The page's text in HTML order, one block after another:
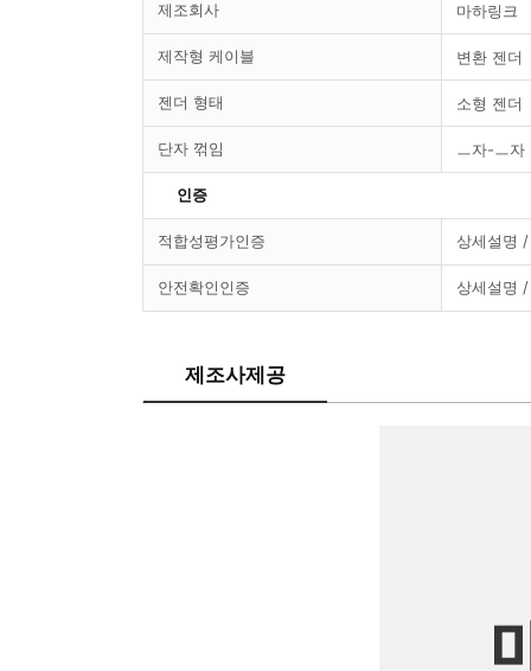
제조회사 마하링크
제작형 케이블 변환 젠더
젠더 형태 소형 젠더
단자 꺾임 ㅡ자-ㅡ자
인증
적합성평가인증 상세설명 /
안전확인인증 상세설명 /
제조사제공